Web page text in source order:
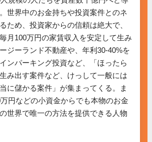
世界中のお金持ちや投資案件とのネ
ため、投資家からの信頼は絶大で、
月100万円の家賃収入を安定して生み
ジーランド不動産や、年利30-40%を
ンパーキング投資など、「ほったら
み出す案件など、けっして一般には
に儲かる案件」が集まってくる。ま
円などの小資金からでも本物のお金
世界で唯一の方法を提供できる人物